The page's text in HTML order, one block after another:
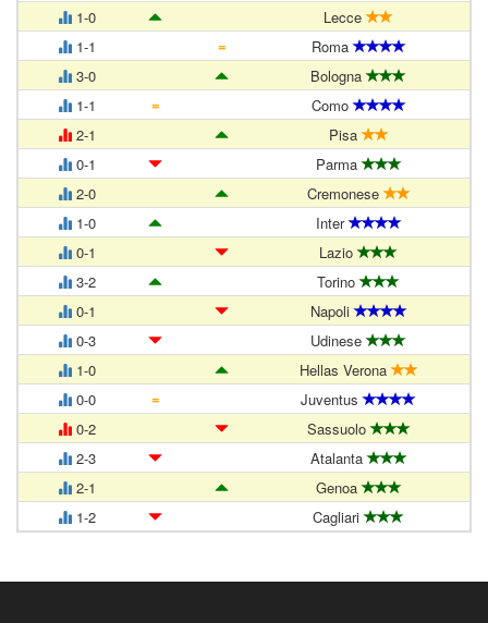
1-0
Lecce
1-1
=
Roma
3-0
Bologna
1-1
=
Como
2-1
Pisa
0-1
Parma
2-0
Cremonese
1-0
Inter
0-1
Lazio
3-2
Torino
0-1
Napoli
0-3
Udinese
1-0
Hellas Verona
0-0
=
Juventus
0-2
Sassuolo
2-3
Atalanta
2-1
Genoa
1-2
Cagliari